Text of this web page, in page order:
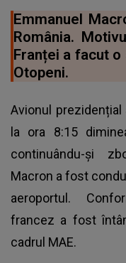
Emmanuel
România.
Franței a facut
Otopeni.
Avionul
la ora 8:15
continuându-și
Macron a fost
aeroportul.
francez a fost
cadrul MAE.